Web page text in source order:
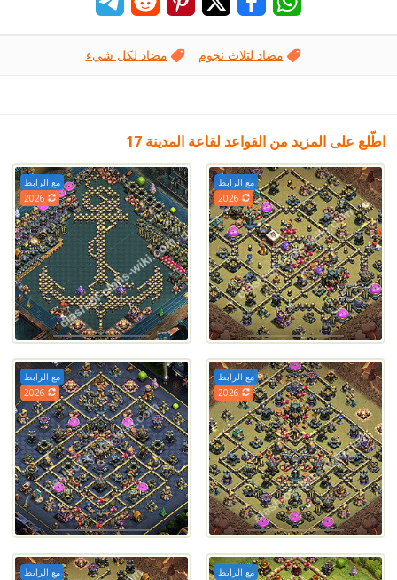
مضاد لثلاث نجوم مضاد لكل شيء
اطّلع على المزيد من القواعد لقاعة المدينة 17
مع الرابط
2026
مع الرابط
مع الرابط
2026
مع الرابط
مع الرابط
مع الرابط